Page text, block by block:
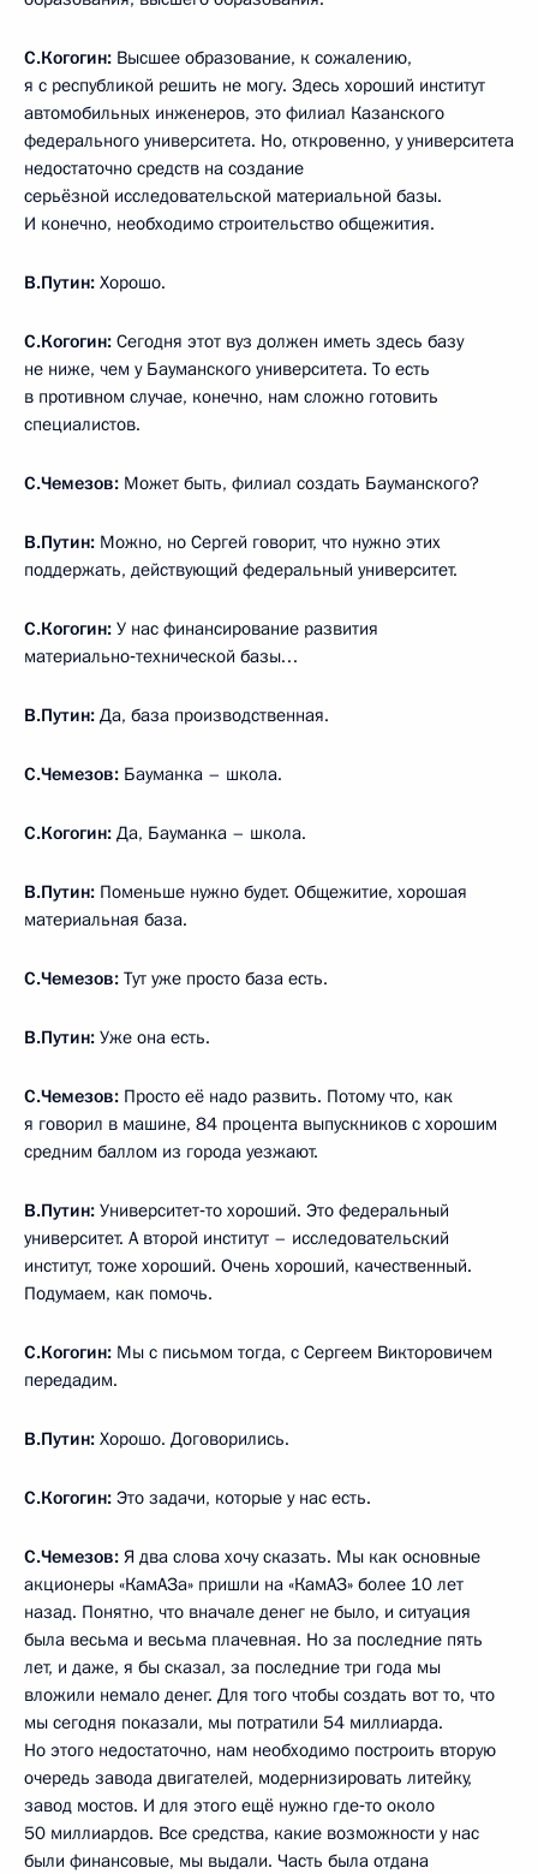
С.Когогин: Высшее образование, к сожалению,
я с республикой решить не могу. Здесь хороший институт
автомобильных инженеров, это филиал Казанского
федерального университета. Но, откровенно, у университета
недостаточно средств на создание
серьёзной исследовательской материальной базы.
И конечно, необходимо строительство общежития.
В.Путин: Хорошо.
С.Когогин: Сегодня этот вуз должен иметь здесь базу
не ниже, чем у Бауманского университета. То есть
в противном случае, конечно, нам сложно готовить
специалистов.
С.Чемезов: Может быть, филиал создать Бауманского?
В.Путин: Можно, но Сергей говорит, что нужно этих
поддержать, действующий федеральный университет.
С.Когогин: У нас финансирование развития
материально‑технической базы…
В.Путин: Да, база производственная.
С.Чемезов: Бауманка – школа.
С.Когогин: Да, Бауманка – школа.
В.Путин: Поменьше нужно будет. Общежитие, хорошая
материальная база.
С.Чемезов: Тут уже просто база есть.
В.Путин: Уже она есть.
С.Чемезов: Просто её надо развить. Потому что, как
я говорил в машине, 84 процента выпускников с хорошим
средним баллом из города уезжают.
В.Путин: Университет‑то хороший. Это федеральный
университет. А второй институт – исследовательский
институт, тоже хороший. Очень хороший, качественный.
Подумаем, как помочь.
С.Когогин: Мы с письмом тогда, с Сергеем Викторовичем
передадим.
В.Путин: Хорошо. Договорились.
С.Когогин: Это задачи, которые у нас есть.
С.Чемезов: Я два слова хочу сказать. Мы как основные
акционеры «КамАЗа» пришли на «КамАЗ» более 10 лет
назад. Понятно, что вначале денег не было, и ситуация
была весьма и весьма плачевная. Но за последние пять
лет, и даже, я бы сказал, за последние три года мы
вложили немало денег. Для того чтобы создать вот то, что
мы сегодня показали, мы потратили 54 миллиарда.
Но этого недостаточно, нам необходимо построить вторую
очередь завода двигателей, модернизировать литейку,
завод мостов. И для этого ещё нужно где‑то около
50 миллиардов. Все средства, какие возможности у нас
были финансовые, мы выдали. Часть была отдана